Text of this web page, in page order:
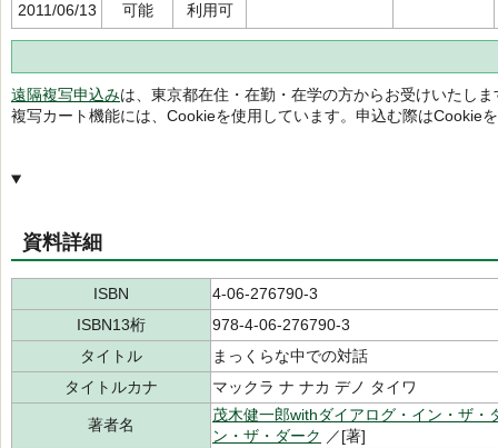
2011/06/13
可能 利用可
遠隔複写申込みは、東京都在住・在勤・在学の方からお受けいたしま
複写カート機能には、Cookieを使用しています。申込む際はCookie
資料詳細
ISBN
4-06-276790-3
ISBN13桁
978-4-06-276790-3
タイトル
まっくらな中での対話
タイトルカナ
マックラ ナ ナカ デノ タイワ
著者名
茂木健一郎withダイアログ・イン・ザ・
ン・ザ・ダーク ／[著]